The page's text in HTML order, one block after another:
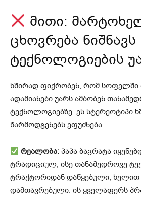
მითი:
ცხოვრება ნიშნავს
ტექნოლოგიების
ხშირად ფიქრობენ, რომ სოფელში
ადამიანები უარს ამბობენ
ტექნოლოგიებზე. ეს სტერეოტიპი
წარმოდგენებს ეფუძნება.
რეალობა: პაპა ბაგრატა
ტრადიციულ, ისე თანამედროვე
ტრაქტორიდან დაწყებული, ხელით
დამთავრებული. ის ყველაფერს